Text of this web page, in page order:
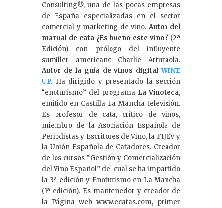
Consulting®, una de las pocas empresas
de España especializadas en el sector
comercial y marketing de vino.Autor del
manual de cata ¿Es bueno este vino? (2ª
Edición) con prólogo del influyente
sumiller americano Charlie Arturaola.
Autor de la guía de vinos digitalWINE
UP. Ha dirigido y presentado la sección
“enoturismo” del programa La Vinoteca,
emitido en Castilla La Mancha televisión.
Es profesor de cata, crítico de vinos,
miembro de la Asociación Española de
Periodistas y Escritores de Vino, la FIJEV y
la Unión Española de Catadores. Creador
de los cursos “Gestión y Comercialización
del Vino Español” del cual se ha impartido
la 3ª edición y Enoturismo en La Mancha
(1ª edición). Es mantenedor y creador de
la Página web www.ecatas.com, primer